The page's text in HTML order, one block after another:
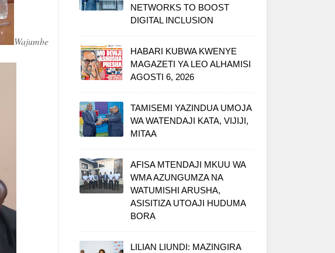
Wajumbe
NETWORKS TO BOOST
DIGITAL INCLUSION
HABARI KUBWA KWENYE
MAGAZETI YA LEO ALHAMISI
AGOSTI 6, 2026
TAMISEMI YAZINDUA UMOJA
WA WATENDAJI KATA, VIJIJI,
MITAA
AFISA MTENDAJI MKUU WA
WMA AZUNGUMZA NA
WATUMISHI ARUSHA,
ASISITIZA UTOAJI HUDUMA
BORA
LILIAN LIUNDI: MAZINGIRA